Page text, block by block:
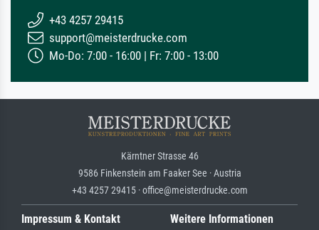
+43 4257 29415
support@meisterdrucke.com
Mo-Do: 7:00 - 16:00 | Fr: 7:00 - 13:00
Kärntner Strasse 46
9586 Finkenstein am Faaker See · Austria
+43 4257 29415 · office@meisterdrucke.com
Impressum & Kontakt Weitere Informationen